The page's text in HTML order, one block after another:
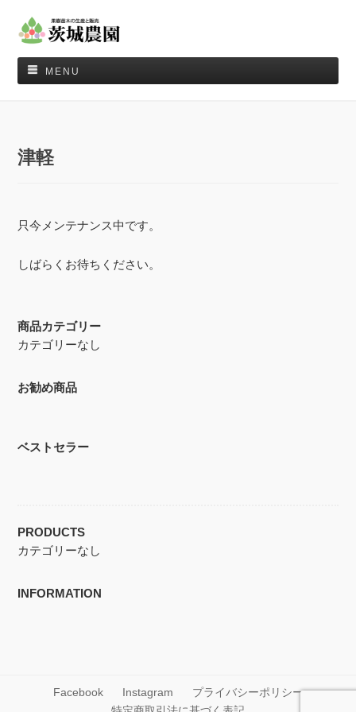
MENU
津軽
只今メンテナンス中です。
しばらくお待ちください。
商品カテゴリー
カテゴリーなし
お勧め商品
ベストセラー
PRODUCTS
カテゴリーなし
INFORMATION
Facebook Instagram
プライバシーポリシー